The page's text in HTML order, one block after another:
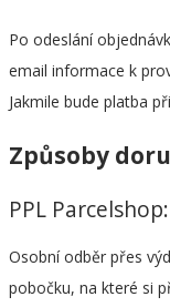
Po odeslání
email informace k
Jakmile bude platba
Způsoby
PPL
Osobní odběr přes
pobočku, na které si